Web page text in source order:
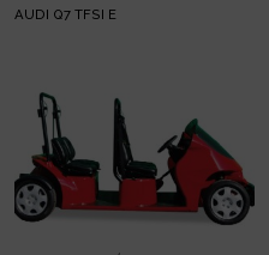
AUDI Q7 TFSI E